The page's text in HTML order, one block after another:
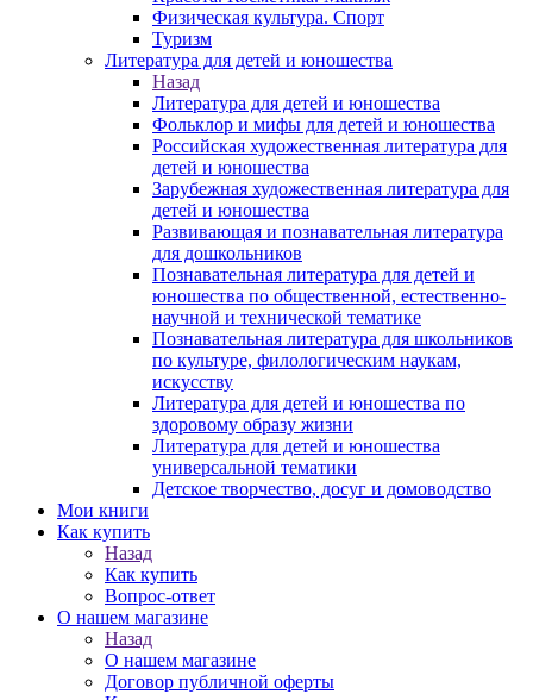
Физическая культура. Спорт
Туризм
Литература для детей и юношества
Назад
Литература для детей и юношества
Фольклор и мифы для детей и юношества
Российская художественная литература для
детей и юношества
Зарубежная художественная литература для
детей и юношества
Развивающая и познавательная литература
для дошкольников
Познавательная литература для детей и
юношества по общественной, естественно-
научной и технической тематике
Познавательная литература для школьников
по культуре, филологическим наукам,
искусству
Литература для детей и юношества по
здоровому образу жизни
Литература для детей и юношества
универсальной тематики
Детское творчество, досуг и домоводство
Мои книги
Как купить
Назад
Как купить
Вопрос-ответ
О нашем магазине
Назад
О нашем магазине
Договор публичной оферты